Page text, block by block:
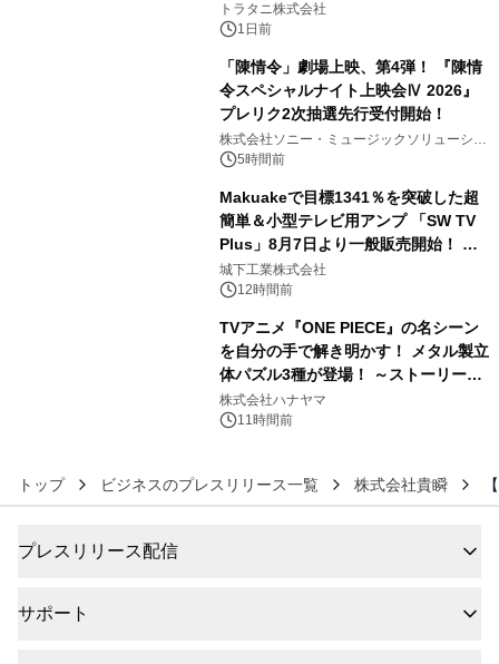
トラタニ株式会社
1日前
「陳情令」劇場上映、第4弾！ 『陳情
令スペシャルナイト上映会Ⅳ 2026』
プレリク2次抽選先行受付開始！
株式会社ソニー・ミュージックソリューショ
ンズ5時間前
Makuakeで目標1341％を突破した超
簡単＆小型テレビ用アンプ 「SW TV
Plus」8月7日より一般販売開始！ ケ
ーブル1本つなぐだけ、テレビの音が
ぐっと豊かに
城下工業株式会社
12時間前
TVアニメ『ONE PIECE』の名シーン
を自分の手で解き明かす！ メタル製立
体パズル3種が登場！ ～ストーリーと
ギミックが融合した 大人の体験型パズ
ルが8月7日(金)12時より先行予約受付
株式会社ハナヤマ
11時間前
トップ ビジネスのプレスリリース一覧 株式会社貴瞬
プレスリリース配信
サポート